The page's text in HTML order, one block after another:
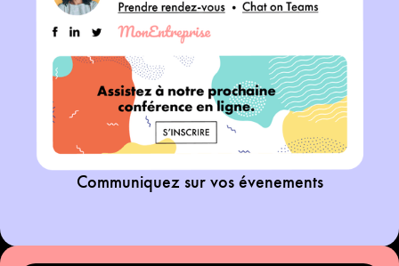
Communiquez sur vos évenements